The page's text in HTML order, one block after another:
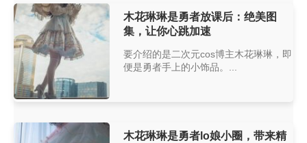
木花琳琳是勇者放课后：绝美图
集，让你心跳加速
要介绍的是二次元cos博主木花琳琳，即
便是勇者手上的小饰品。...
木花琳琳是勇者lo娘小圈，带来精